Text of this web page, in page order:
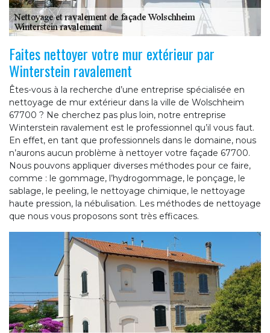
Faites nettoyer votre mur extérieur par
Winterstein ravalement
Êtes-vous à la recherche d’une entreprise spécialisée en
nettoyage de mur extérieur dans la ville de Wolschheim
67700 ? Ne cherchez pas plus loin, notre entreprise
Winterstein ravalement est le professionnel qu’il vous faut.
En effet, en tant que professionnels dans le domaine, nous
n’aurons aucun problème à nettoyer votre façade 67700.
Nous pouvons appliquer diverses méthodes pour ce faire,
comme : le gommage, l’hydrogommage, le ponçage, le
sablage, le peeling, le nettoyage chimique, le nettoyage
haute pression, la nébulisation. Les méthodes de nettoyage
que nous vous proposons sont très efficaces.